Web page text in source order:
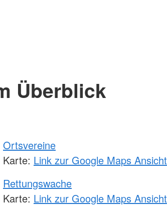
Überblick
Ortsvereine
Karte: Link zur Google Maps Ansicht
Rettungswache
Karte: Link zur Google Maps Ansicht